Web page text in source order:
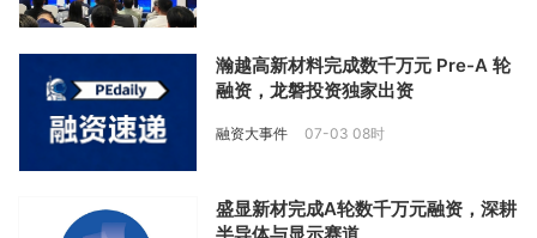
瀚越高新材料完成数千万元 Pre-A 轮
融资，龙磐投资独家出资
融资大事件 07-03 08时
盛显新材完成A轮数千万元融资，深耕